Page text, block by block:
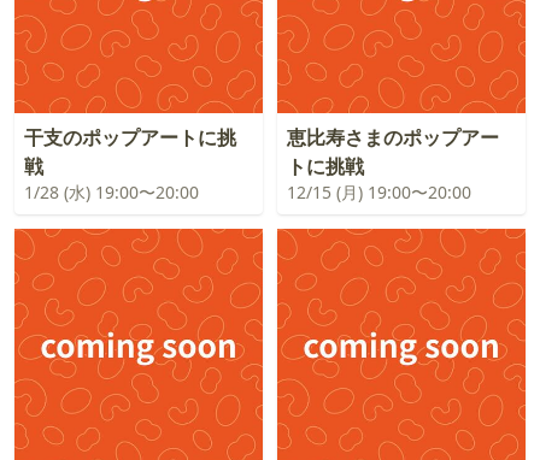
干支のポップアートに挑
戦
1/28 (水) 19:00〜20:00
恵比寿さまのポップアー
トに挑戦
12/15 (月) 19:00〜20:00